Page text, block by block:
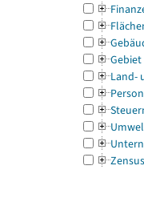
Gebiet
Land-
Zensus